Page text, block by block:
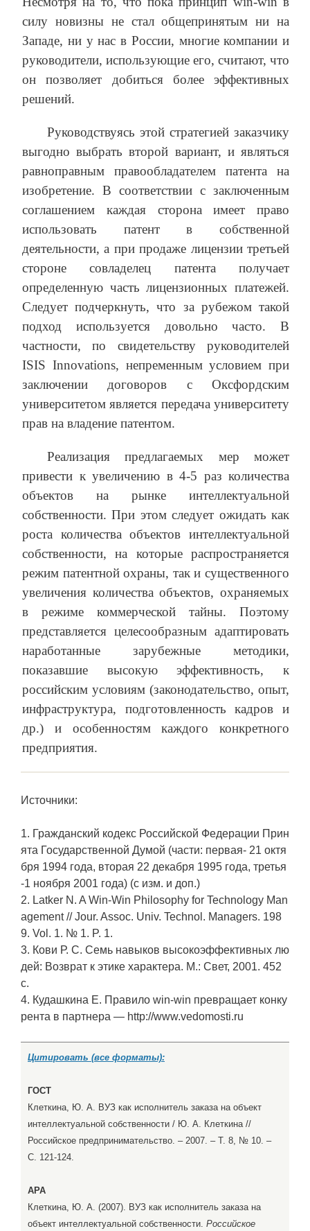
силу новизны не стал общепринятым ни на
Западе, ни у нас в России, многие компании и
руководители, использующие его, считают, что
он позволяет добиться более эффективных
решений.
Руководствуясь этой стратегией заказчику
выгодно выбрать второй вариант, и являться
равноправным правообладателем патента на
изобретение. В соответствии с заключенным
соглашением каждая сторона имеет право
использовать патент в собственной
деятельности, а при продаже лицензии третьей
стороне совладелец патента получает
определенную часть лицензионных платежей.
Следует подчеркнуть, что за рубежом такой
подход используется довольно часто. В
частности, по свидетельству руководителей
ISIS Innovations, непременным условием при
заключении договоров с Оксфордским
университетом является передача университету
прав на владение патентом.
Реализация предлагаемых мер может
привести к увеличению в 4-5 раз количества
объектов на рынке интеллектуальной
собственности. При этом следует ожидать как
роста количества объектов интеллектуальной
собственности, на которые распространяется
режим патентной охраны, так и существенного
увеличения количества объектов, охраняемых
в режиме коммерческой тайны. Поэтому
представляется целесообразным адаптировать
наработанные зарубежные методики,
показавшие высокую эффективность, к
российским условиям (законодательство, опыт,
инфраструктура, подготовленность кадров и
др.) и особенностям каждого конкретного
предприятия.
Источники:
1. Гражданский кодекс Российской Федерации Прин
ята Государственной Думой (части: первая- 21 октя
бря 1994 года, вторая 22 декабря 1995 года, третья
-1 ноября 2001 года) (с изм. и доп.)
2. Latker N. A Win-Win Philosophy for Technology Man
agement // Jour. Assoc. Univ. Technol. Managers. 198
9. Vol. 1. № 1. P. 1.
3. Кови Р. С. Семь навыков высокоэффективных лю
дей: Возврат к этике характера. М.: Свет, 2001. 452
с.
4. Кудашкина Е. Правило win-win превращает конку
рента в партнера — http://www.vedomosti.ru
Цитировать (все форматы):
ГОСТ
Клеткина, Ю. А. ВУЗ как исполнитель заказа на объект
интеллектуальной собственности / Ю. А. Клеткина //
Российское предпринимательство. – 2007. – Т. 8, № 10. –
С. 121-124.
APA
Клеткина, Ю. А. (2007). ВУЗ как исполнитель заказа на
объект интеллектуальной собственности. Российское